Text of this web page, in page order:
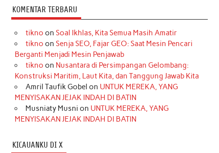
KOMENTAR TERBARU
tikno on Soal Ikhlas, Kita Semua Masih Amatir
tikno on Senja SEO, Fajar GEO: Saat Mesin Pencari
Berganti Menjadi Mesin Penjawab
tikno on Nusantara di Persimpangan Gelombang:
Konstruksi Maritim, Laut Kita, dan Tanggung Jawab Kita
Amril Taufik Gobel on UNTUK MEREKA, YANG
MENYISAKAN JEJAK INDAH DI BATIN
Musniaty Musni on UNTUK MEREKA, YANG
MENYISAKAN JEJAK INDAH DI BATIN
KICAUANKU DI X